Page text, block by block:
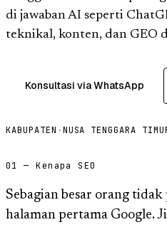
di jawaban AI seperti
teknikal, konten, dan GEO
Konsultasi via WhatsApp
KABUPATEN ·NUSA TENGGARA
01 — Kenapa SEO
Sebagian besar orang
halaman pertama Google.